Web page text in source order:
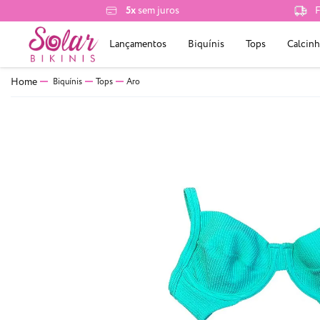
5xsem juros
Lançamentos Biquínis Tops
Biquínis Tops Aro